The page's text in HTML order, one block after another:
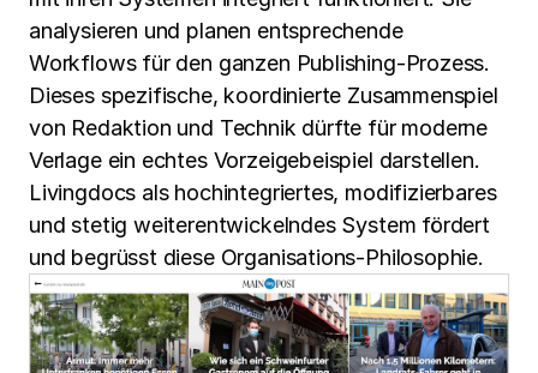
analysieren und planen entsprechende
Workflows für den ganzen Publishing-Prozess.
Dieses spezifische, koordinierte Zusammenspiel
von Redaktion und Technik dürfte für moderne
Verlage ein echtes Vorzeigebeispiel darstellen.
Livingdocs als hochintegriertes, modifizierbares
und stetig weiterentwickelndes System fördert
und begrüsst diese Organisations-Philosophie.